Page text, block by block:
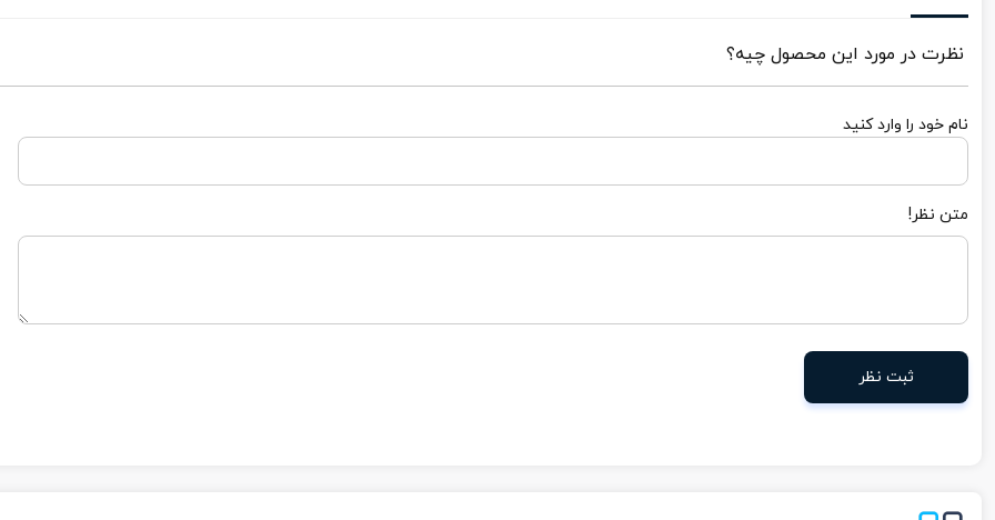
نظرت در مورد این محصول چیه؟
نام خود را وارد کنید
متن نظر!
ثبت نظر